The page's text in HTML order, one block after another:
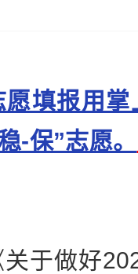
填报用
-保”志愿。
做好